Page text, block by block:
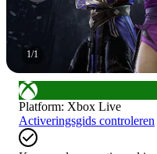
1/1
Platform: Xbox Live
Activeringsgids controleren